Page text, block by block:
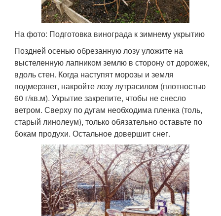
На фото: Подготовка винограда к зимнему укрытию
Поздней осенью обрезанную лозу уложите на
выстеленную лапником землю в сторону от дорожек,
вдоль стен. Когда наступят морозы и земля
подмерзнет, накройте лозу лутрасилом (плотностью
60 г/кв.м). Укрытие закрепите, чтобы не снесло
ветром. Сверху по дугам необходима пленка (толь,
старый линолеум), только обязательно оставьте по
бокам продухи. Остальное довершит снег.